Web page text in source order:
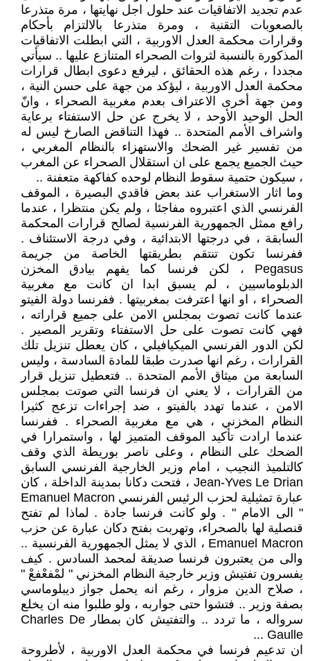
عدم تجديد الاتفاقيات عند حلول اجل نهايتها ، مرة متذرعا
بالصعوبات التقنية ، ومرة متذرعا بالالتزام بأحكام
وقرارات محكمة العدل الاوربية ، التي ابطلت الاتفاقيات
المذكورة بالنسبة لثروات الصحراء المتنازع عليها .. سيأتي
مجددا ، رغم هذه الحقائق ، ليرفع دعوى ابطال قرارات
محكمة العدل الاوربية ، ليؤكد من جهة على حسن النية ،
ومن جهة أخرى الاعتراف بعدم مغربية الصحراء ، وانّ
الحل الوحيد الأوحد ، لا يخرج عن حل الاستفتاء برعاية
واشراف الأمم المتحدة .. فهذا التناقض الصارخ ليس له
من تفسير غير الضحك والاستهزاء بالنظام المغربي ،
حيث الجميع يجمع على ان استقلال الصحراء عن المغرب
، سيكون حتمية سقوط النظام لوحده كفاكهة متعفنة ..
وما اثار الاستغراب عند بعض فاقدي البصيرة ، الموقف
الفرنسي الذي اعتبروه مفاجئا ، ولم يكن منتظرا ، عندما
رافع ممثل الجمهورية الفرنسية لصالح قرارات المحكمة
السابقة ، في درجتها الابتدائية ، وفي درجة الاستئناف .
ففرنسا تكون تنتقم بطريقتها الخاصة من جريمة
Pegasus ، لكن فرنسا كما يفهم بيادق المخزن
الدبلوماسيين ، لم يسبق ابدا ان كانت مع مغربية
الصحراء ، او انها اعترفت بمغربيتها . ففرنسا دولة الفيتو
عندما كانت تصوت بمجلس الامن على جميع قراراته ،
فهي كانت تصوت على حل الاستفتاء وتقرير المصير .
لكن الدور الفرنسي الميكيافيلي ، كان يعطل تنزيل تلك
القرارات ، رغم انها صدرت طبقا للمادة السادسة ، وليس
السابعة من ميثاق الأمم المتحدة .. فتعطيل تنزيل قرار
من القرارات ، لا يعني ان فرنسا التي صوتت بمجلس
الامن ، عندما تهدد بالفيتو ، ضد إجراءات تزعج كثيرا
النظام المخزني ، هي مع مغربية الصحراء . ففرنسا
عندما ارادت تأكيد الموقف المتميز لها ، واستمرارا في
الضحك على النظام ، وعلى ناصر بوريطة الذي وقف
كالتلميذ النجيب ، امام وزير الخارجية الفرنسي السابق
Jean-Yves Le Drian ، فتحت دكانا بمدينة الداخلة ، كان
عبارة تمثيلية لحزب الرئيس الفرنسي Emanuel Macron
" الى الامام " . ولو كانت فرنسا جادة . لماذا لم تفتح
قنصلية لها بالصحراء، وتهربت بفتح دكان عبارة عن حزب
Emanuel Macron ، الذي لا يمثل الجمهورية الفرنسية ..
والى من يعتبرون فرنسا صديقة لمحمد السادس . كيف
يفسرون تفتيش وزير خارجية النظام المخزني " لمْفعْفعْ "
، صلاح الدين مزوار ، رغم انه يحمل جواز ديبلوماسي
بصفة وزير .. فتشوا حتى جواربه ، ولو طلبوا منه ان يخلع
سرواله ، ما تردد .. والتفتيش كان بمطار Charles De
Gaulle ...
ان تدعيم فرنسا في محكمة العدل الاوربية ، لأطروحة